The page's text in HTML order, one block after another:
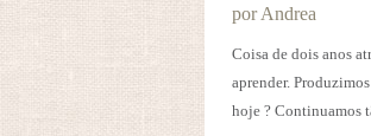
por Andrea
Coisa de dois anos
aprender.
hoje ? Continuamos